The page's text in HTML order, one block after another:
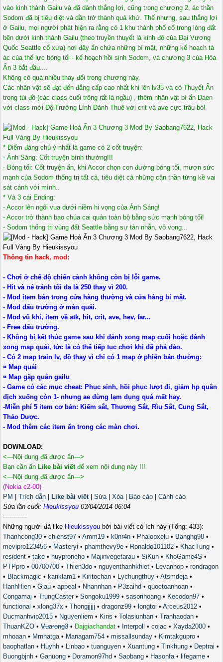
vào kinh thành Gailu và đã dành thắng lợi, cũng trong chương 2, ác thần
Sodom đã bị tiêu diệt và dần trở thành quá khứ. Thế nhưng, sau thắng lợi
ở Gailu, mọi người phát hiện ra rằng có 1 khu thành phố cổ trong lòng đất
bên dưới kinh thành Gailu (theo truyền thuyết là kinh đô của Đại Vương
Quốc Seattle cổ xưa) nơi đây ẩn chứa những bí mật, những kế hoạch tà
ác của thế lực bóng tối - kế hoạch hồi sinh Sodom, và chương 3 của Hỏa
Ấn 3 bắt đầu....
Không có quá nhiều thay đổi trong chương này.
Các nhân vật sẽ đạt đến đẳng cấp cao nhất khi lên lv35 và có Thuyết Ấn
trong túi đồ (các class cuối trông rất là ngầu) , thêm nhân vật bí ẩn Daen
với class mới ĐộiTrưởng Lính Đánh Thuê với crit và ave cực trâu bò!
* Điểm đáng chú ý nhất là game có 2 cốt truyện:
- Ánh Sáng: Cốt truyện bình thường!!!
- Bóng tối: Cốt truyện ẩn, khi Accor chọn con đường bóng tối, mượn sức
mạnh của Sodom thống trị tất cả, tiêu diệt cả những cận thần từng kề vai
sát cánh với mình..
* Và 3 cái Ending:
- Accor lên ngôi vua dưới niềm hi vọng của Ánh Sáng!
- Accor trở thành bạo chúa cai quản toàn bộ bằng sức mạnh bóng tối!
- Sodom thống trị vùng đất Seattle bằng sự tàn nhẫn, vô vọng...
Thông tin hack, mod:
- Chơi ở chế độ chiến cảnh không còn bị lỗi game.
- Hit và né tránh tối đa là 250 thay vì 200.
- Mod item bán trong cửa hàng thường và cửa hàng bí mật.
- Mod đấu trường ở màn quái.
- Mod vũ khí, item về atk, hit, crit, ave, hev, far...
- Free đấu trường.
- Không bị kết thúc game sau khi đánh xong map cuối hoặc đánh
xong map quái, tức là có thể tiếp tục chơi khi đã phá đảo.
- Có 2 map train lv, đồ thay vì chỉ có 1 map ở phiên bản thường:
¤ Map quái
¤ Map gặp quân gailu
- Game có các mục cheat: Phục sinh, hồi phục lượt đi, giảm hp quân
địch xuống còn 1- nhưng ae đừng lạm dụng quá mất hay.
-Miễn phí 5 item cơ bản: Kiếm sắt, Thương Sắt, Rìu Sắt, Cung Sắt,
Thảo Dược.
- Mod thêm các item ẩn trong các màn chơi.
DOWNLOAD:
<---Nội dung đã được ẩn--->
Bạn cần ấn Like bài viếtđể xem nội dung này !!!
<---Nội dung đã được ẩn--->
(Nokia c2-00)
PM
Trích dẫn Like bài viết| Sửa| Xóa| Báo cáo
Cảnh cáo
Sửa lần cuối: Hieukissyou 03/04/2014 06:04
------------
Những người đã like Hieukissyou bởi bài viết có ích này (Tổng: 433):
Thanhcong30 • chienst97 • Amm19 • k0nr4n • Phalopxelu • Banghg98 •
mevipro123456 • Masteryi • phamthevy9e • Ronaldo101102 • KhacTung •
resident • take • huyproneho • Majinvegetarau • SiKun • KhoGame4S •
PTPpro • 00700700 • Thien3do • nguyenthanhkhiet • Levanhop • rondragon
• Blackmagic • kariklam1 • Kiritochan • Lychungthuy • Atsmdeja•
HanhHien • Giau • appeal • Nhannhan • P3zaihd • quoctoanhoan •
Congamaj • TrungCaster• Songoku1999 • sasorihoang • Kecodon97 •
functional • xlong37x • Thongjjjjj • dragonz99 • longtoi • Arceus2012 •
Ducmanhvip2015 • Nguyenliem • Kiris • Tolasiunhan • Tranhaodan •
ThuanKZO • Vuarong3 • Dajgiachandat • Interpoll • cojac • Xayda2000 •
mhoaan • Mrnhatga• Managam754 • missallsunday • Kimtakgupro •
baophatlan • Huyhh • Linbao • tuanguyen • Xuantung • Tinkhung • Deptrai •
Buongbjnh • Ganuong • Doramon97hd • Saobang • Hasonfa• lifegame •